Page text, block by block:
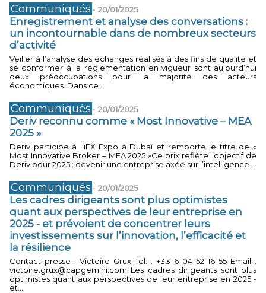
Communiqués - 20/01/2025
Enregistrement et analyse des conversations :
un incontournable dans de nombreux secteurs
d’activité
Veiller à l’analyse des échanges réalisés à des fins de qualité et
se conformer à la réglementation en vigueur sont aujourd’hui
deux préoccupations pour la majorité des acteurs
économiques. Dans ce...
Communiqués - 20/01/2025
Deriv reconnu comme « Most Innovative – MEA
2025 »
Deriv participe à l’iFX Expo à Dubaï et remporte le titre de «
Most Innovative Broker – MEA 2025 »Ce prix reflète l’objectif de
Deriv pour 2025 : devenir une entreprise axée sur l’intelligence...
Communiqués - 20/01/2025
Les cadres dirigeants sont plus optimistes
quant aux perspectives de leur entreprise en
2025 - et prévoient de concentrer leurs
investissements sur l’innovation, l’efficacité et
la résilience
Contact presse : Victoire Grux Tel. : +33 6 04 52 16 55 Email :
victoire.grux@capgemini.com Les cadres dirigeants sont plus
optimistes quant aux perspectives de leur entreprise en 2025 -
et...